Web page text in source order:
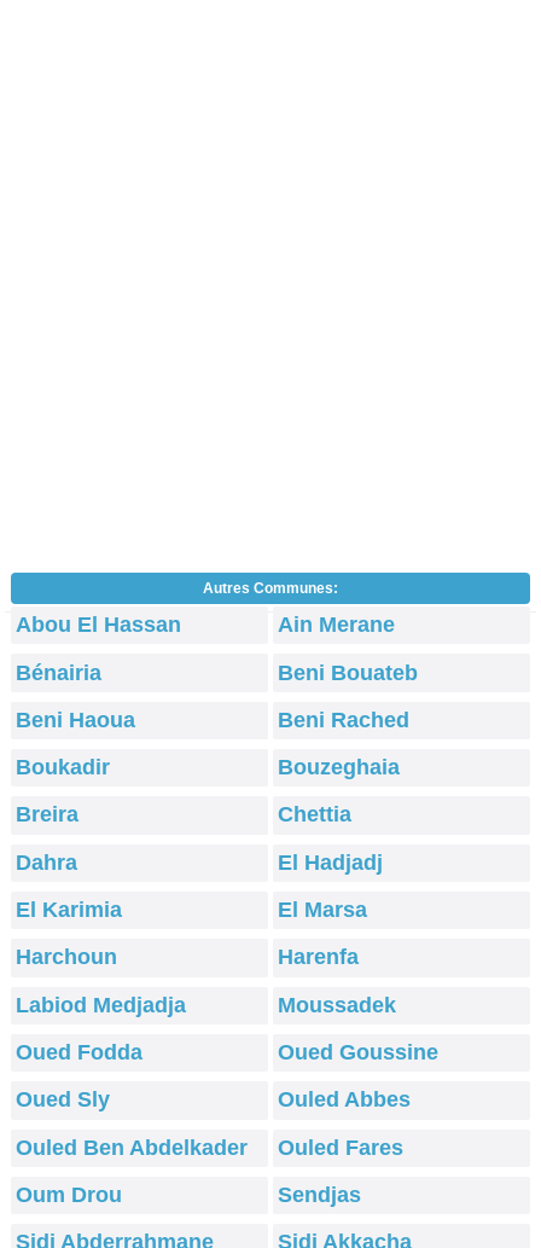
Autres Communes:
Abou El Hassan
Ain Merane
Bénairia
Beni Bouateb
Beni Haoua
Beni Rached
Boukadir
Bouzeghaia
Breira
Chettia
Dahra
El Hadjadj
El Karimia
El Marsa
Harchoun
Harenfa
Labiod Medjadja
Moussadek
Oued Fodda
Oued Goussine
Oued Sly
Ouled Abbes
Ouled Ben Abdelkader
Ouled Fares
Oum Drou
Sendjas
Sidi Abderrahmane
Sidi Akkacha